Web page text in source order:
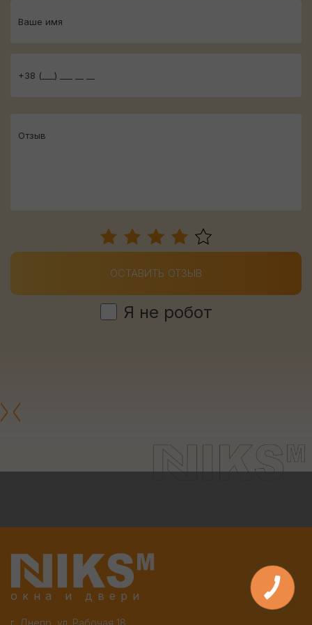
ОСТАВИТЬ ОТЗЫВ
Я не робот
окна и двери
г. Днепр, ул. Рабочая 18